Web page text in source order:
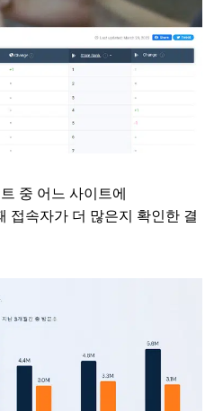
중 어느 사이트에
접속자가 더 많은지 확인한 결